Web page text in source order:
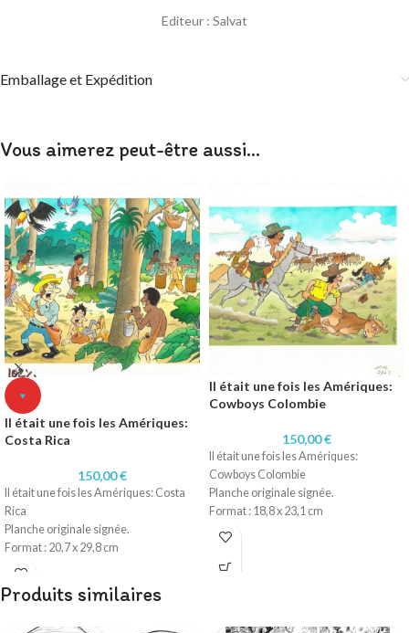
Editeur : Salvat
Emballage et Expédition
Vous aimerez peut-être aussi…
♥
Il était une fois les Amériques:
Costa Rica
150,00€
Il était une fois les Amériques: Costa
Rica
Planche originale signée.
Format : 20,7 x 29,8 cm
Technique : Aquarelle et Encre de
Chine
Papier : Aquarelle 300 gr
Il était une fois les Amériques:
Cowboys Colombie
150,00€
Il était une fois les Amériques:
Cowboys Colombie
Planche originale signée.
Format : 18,8 x 23,1 cm
Technique : Aquarelle et Encre de
Papier : Aquarelle 300 gr
Produits similaires